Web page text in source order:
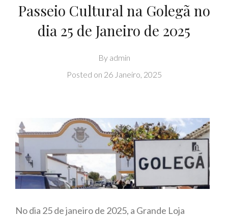
Passeio Cultural na Golegã no
dia 25 de Janeiro de 2025
By admin
Posted on 26 Janeiro, 2025
No dia 25 de janeiro de 2025, a Grande Loja